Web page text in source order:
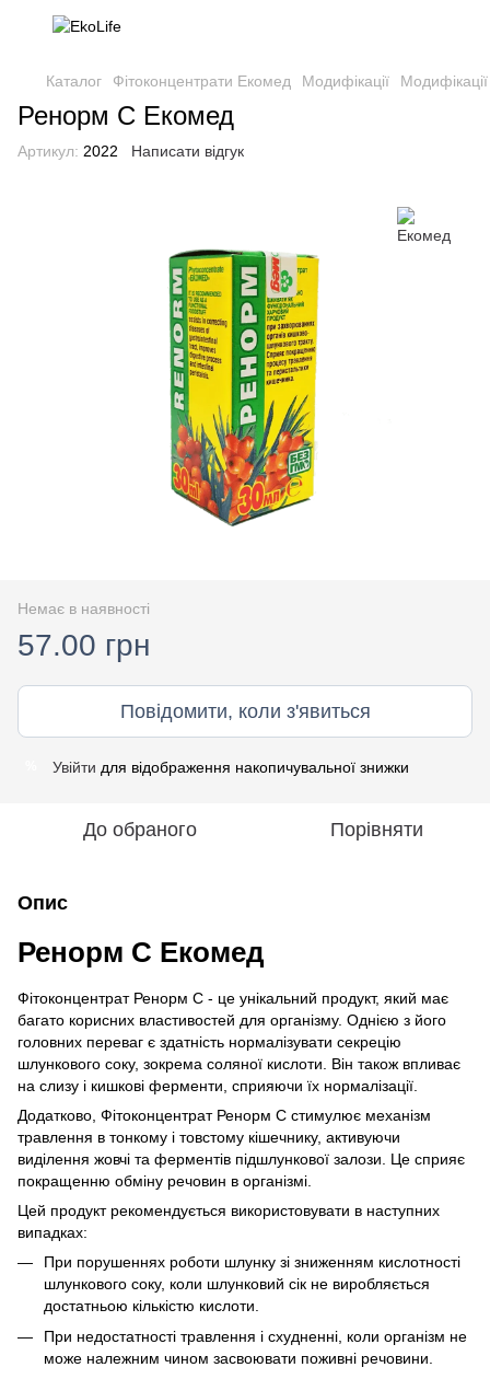
Каталог Фітоконцентрати Екомед Модифікації
Ренорм С Екомед
Артикул: 2022 Написати відгук
Немає в наявності
57.00 грн
Повідомити, коли з'явиться
Увійти для відображення накопичувальної знижки
До обраного Порівняти
Опис
Ренорм С Екомед
Фітоконцентрат Ренорм С - це унікальний продукт, який має
багато корисних властивостей для організму. Однією з його
головних переваг є здатність нормалізувати секрецію
шлункового соку, зокрема соляної кислоти. Він також впливає
на слизу і кишкові ферменти, сприяючи їх нормалізації.
Додатково, Фітоконцентрат Ренорм С стимулює механізм
травлення в тонкому і товстому кішечнику, активуючи
виділення жовчі та ферментів підшлункової залози. Це сприяє
покращенню обміну речовин в організмі.
Цей продукт рекомендується використовувати в наступних
випадках:
При порушеннях роботи шлунку зі зниженням кислотності
шлункового соку, коли шлунковий сік не виробляється
достатньою кількістю кислоти.
При недостатності травлення і схудненні, коли організм не
може належним чином засвоювати поживні речовини.